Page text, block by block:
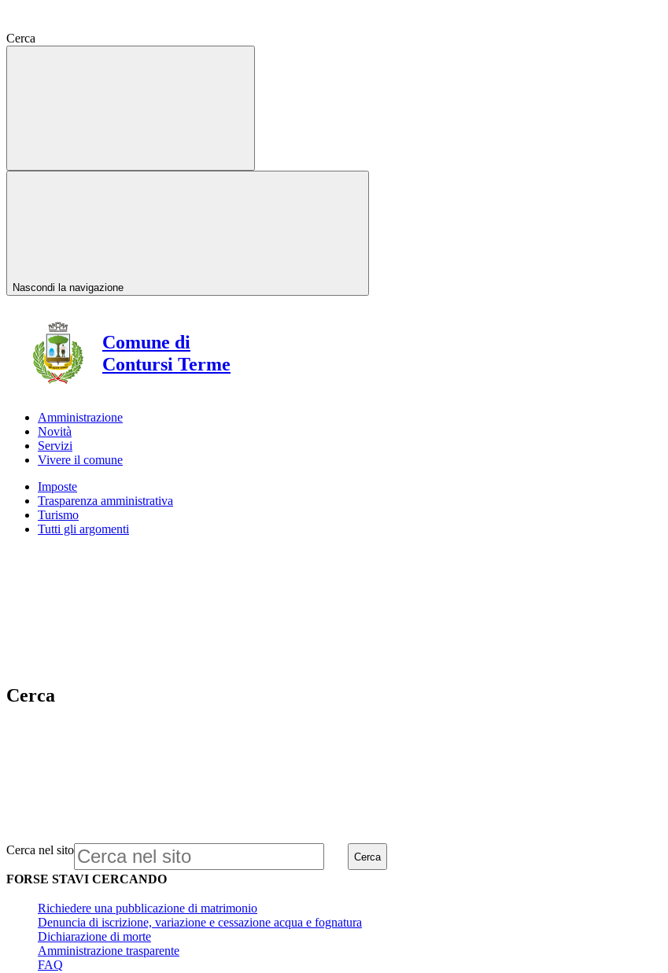
Cerca
Nascondi la navigazione
Comune di
Contursi Terme
Amministrazione
Novità
Servizi
Vivere il comune
Imposte
Trasparenza amministrativa
Turismo
Tutti gli argomenti
Cerca
Cerca nel sito Cerca
FORSE STAVI CERCANDO
Richiedere una pubblicazione di matrimonio
Denuncia di iscrizione, variazione e cessazione acqua e fognatura
Dichiarazione di morte
Amministrazione trasparente
FAQ